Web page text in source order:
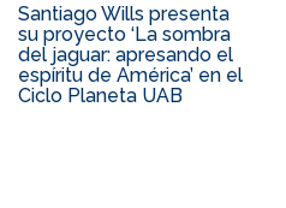
Santiago Wills presenta
su proyecto ‘La sombra
del jaguar: apresando el
espíritu de América’ en el
Ciclo Planeta UAB